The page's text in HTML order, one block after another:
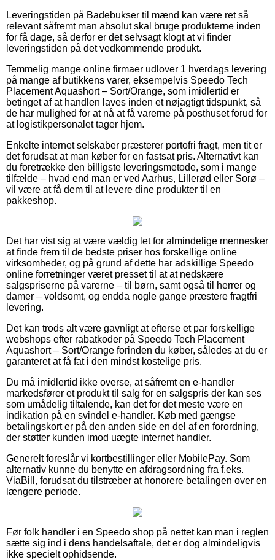
Leveringstiden på Badebukser til mænd kan være ret så
relevant såfremt man absolut skal bruge produkterne inden
for få dage, så derfor er det selvsagt klogt at vi finder
leveringstiden på det vedkommende produkt.
Temmelig mange online firmaer udlover 1 hverdags levering
på mange af butikkens varer, eksempelvis Speedo Tech
Placement Aquashort – Sort/Orange, som imidlertid er
betinget af at handlen laves inden et nøjagtigt tidspunkt, så
de har mulighed for at nå at få varerne på posthuset forud for
at logistikpersonalet tager hjem.
Enkelte internet selskaber præsterer portofri fragt, men tit er
det forudsat at man køber for en fastsat pris. Alternativt kan
du foretrække den billigste leveringsmetode, som i mange
tilfælde – hvad end man er ved Aarhus, Lillerød eller Sorø –
vil være at få dem til at levere dine produkter til en
pakkeshop.
Det har vist sig at være vældig let for almindelige mennesker
at finde frem til de bedste priser hos forskellige online
virksomheder, og på grund af dette har adskillige Speedo
online forretninger været presset til at at nedskære
salgspriserne på varerne – til børn, samt også til herrer og
damer – voldsomt, og endda nogle gange præstere fragtfri
levering.
Det kan trods alt være gavnligt at efterse et par forskellige
webshops efter rabatkoder på Speedo Tech Placement
Aquashort – Sort/Orange forinden du køber, således at du er
garanteret at få fat i den mindst kostelige pris.
Du må imidlertid ikke overse, at såfremt en e-handler
markedsfører et produkt til salg for en salgspris der kan ses
som umådelig tiltalende, kan det for det meste være en
indikation på en svindel e-handler. Køb med gængse
betalingskort er på den anden side en del af en forordning,
der støtter kunden imod uægte internet handler.
Generelt foreslår vi kortbestillinger eller MobilePay. Som
alternativ kunne du benytte en afdragsordning fra f.eks.
ViaBill, forudsat du tilstræber at honorere betalingen over en
længere periode.
Før folk handler i en Speedo shop på nettet kan man i reglen
sætte sig ind i dens handelsaftale, det er dog almindeligvis
ikke specielt ophidsende.